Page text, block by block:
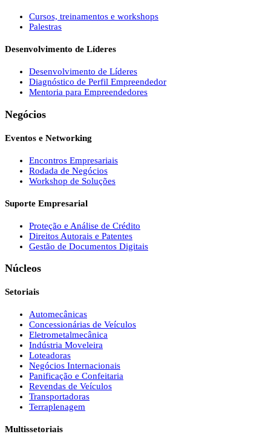
Cursos, treinamentos e workshops
Palestras
Desenvolvimento de Líderes
Desenvolvimento de Líderes
Diagnóstico de Perfil Empreendedor
Mentoria para Empreendedores
Negócios
Eventos e Networking
Encontros Empresariais
Rodada de Negócios
Workshop de Soluções
Suporte Empresarial
Proteção e Análise de Crédito
Direitos Autorais e Patentes
Gestão de Documentos Digitais
Núcleos
Setoriais
Automecânicas
Concessionárias de Veículos
Eletrometalmecânica
Indústria Moveleira
Loteadoras
Negócios Internacionais
Panificação e Confeitaria
Revendas de Veículos
Transportadoras
Terraplenagem
Multissetoriais